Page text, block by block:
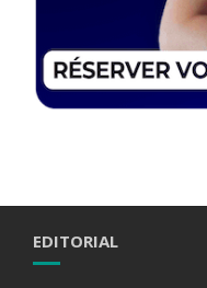
EDITORIAL